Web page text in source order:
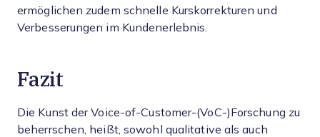
ermöglichen zudem schnelle Kurskorrekturen und
Verbesserungen im Kundenerlebnis.
Fazit
Die Kunst der Voice-of-Customer-(VoC-)Forschung zu
beherrschen, heißt, sowohl qualitative als auch